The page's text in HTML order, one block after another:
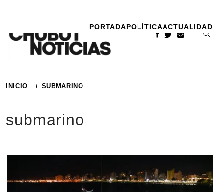
contenido
PORTADAPOLÍTICAACTUALIDAD
INICIO SUBMARINO
submarino